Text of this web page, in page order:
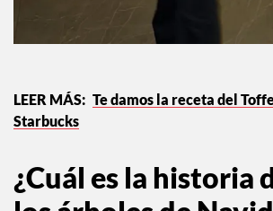
Te damos la receta del
Starbucks